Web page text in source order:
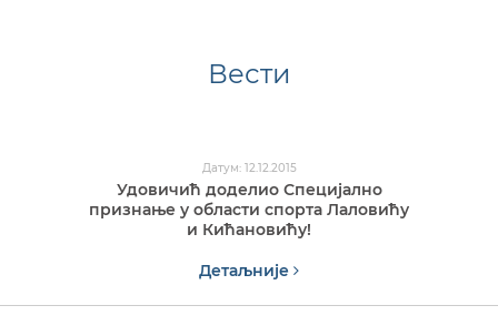
Вести
Датум: 12.12.2015
Удовичић доделио Специјално
признање у области спорта Лаловићу
и Кићановићу!
Детаљније